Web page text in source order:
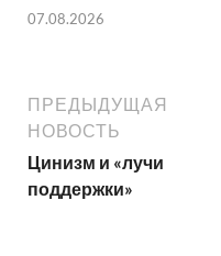
07.08.2026
ПРЕДЫДУЩАЯ
НОВОСТЬ
Цинизм и «лучи
поддержки»